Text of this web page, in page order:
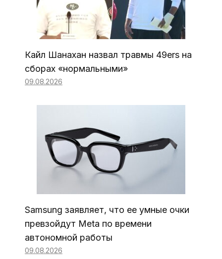
Кайл Шанахан назвал травмы 49ers на
сборах «нормальными»
09.08.2026
Samsung заявляет, что ее умные очки
превзойдут Meta по времени
автономной работы
09.08.2026